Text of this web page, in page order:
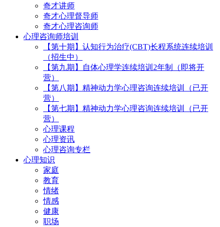
奇才讲师
奇才心理督导师
奇才心理咨询师
心理咨询师培训
【第十期】认知行为治疗(CBT)长程系统连续培训
（招生中）
【第九期】自体心理学连续培训2年制（即将开
营）
【第八期】精神动力学心理咨询连续培训（已开
营）
【第七期】精神动力学心理咨询连续培训（已开
营）
心理课程
心理资讯
心理咨询专栏
心理知识
家庭
教育
情绪
情感
健康
职场